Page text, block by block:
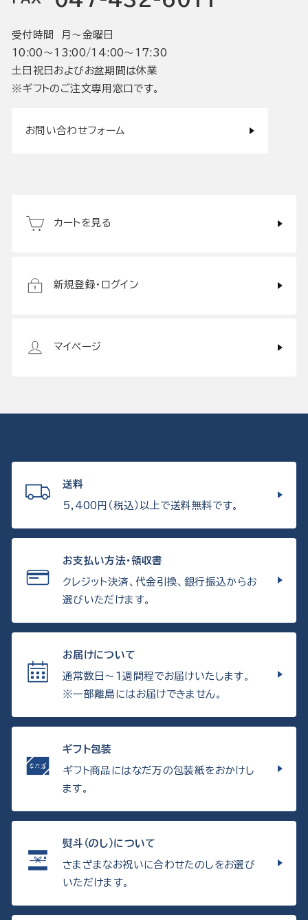
受付時間 月〜金曜日
10:00〜13:00/14:00〜17:30
土日祝日およびお盆期間は休業
※ギフトのご注文専用窓口です。
お問い合わせフォーム
カートを見る
新規登録・ログイン
マイページ
送料
5,400円（税込）以上で送料無料です。
お支払い方法・領収書
クレジット決済、代金引換、銀行振込からお
選びいただけます。
お届けについて
通常数日〜1週間程でお届けいたします。
※一部離島にはお届けできません。
ギフト包装
ギフト商品にはなだ万の包装紙をおかけし
ます。
熨斗（のし）について
さまざまなお祝いに合わせたのしをお選び
いただけます。